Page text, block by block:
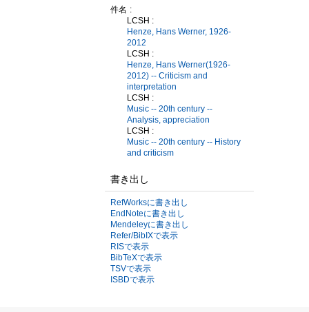
件名
LCSH :
Henze, Hans Werner, 1926-
2012
LCSH :
Henze, Hans Werner(1926-
2012) -- Criticism and
interpretation
LCSH :
Music -- 20th century --
Analysis, appreciation
LCSH :
Music -- 20th century -- History
and criticism
書き出し
RefWorksに書き出し
EndNoteに書き出し
Mendeleyに書き出し
Refer/BibIXで表示
RISで表示
BibTeXで表示
TSVで表示
ISBDで表示